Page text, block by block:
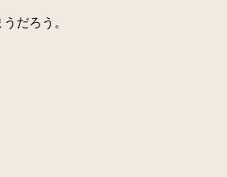
だろう。